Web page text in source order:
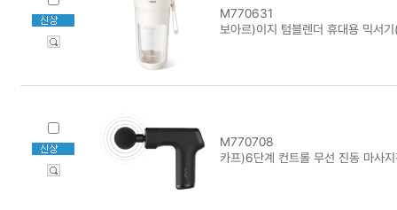
M770631
보아르)이지 텀블렌더 휴대용 믹서
M770708
카프)6단계 컨트롤 무선 진동 마사